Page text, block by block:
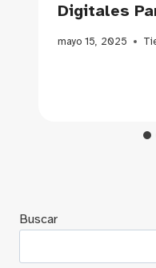
Digitales
mayo 15, 2025
Buscar